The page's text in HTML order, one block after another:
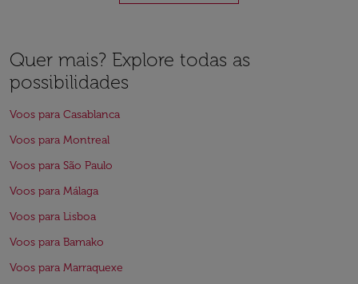
Quer mais? Explore todas as
possibilidades
Voos para Casablanca
Voos para Montreal
Voos para São Paulo
Voos para Málaga
Voos para Lisboa
Voos para Bamako
Voos para Marraquexe